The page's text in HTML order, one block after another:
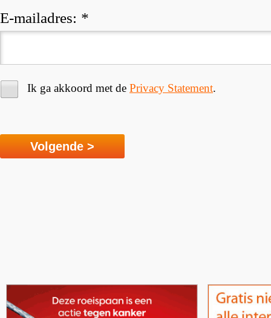
E-mailadres: *
Ik ga akkoord met de Privacy Statement.